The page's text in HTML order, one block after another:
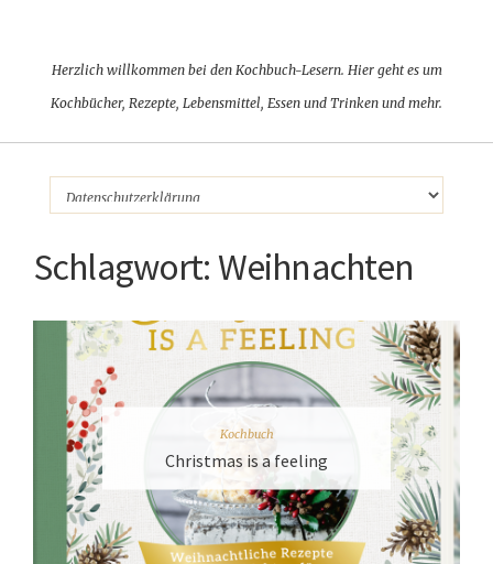
Herzlich willkommen bei den Kochbuch-Lesern. Hier geht es um
Kochbücher, Rezepte, Lebensmittel, Essen und Trinken und mehr.
Schlagwort:Weihnachten
Kochbuch
Christmas is a feeling